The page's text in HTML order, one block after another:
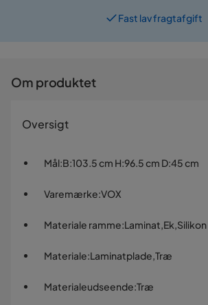
Om produktet
Oversigt
Mål:B:103.5 cm H:96.5 cm D:45 cm
Varemærke:VOX
Materiale ramme:Laminat,Ek,Silikon
Materiale:Laminatplade,Træ
Materialeudseende:Træ